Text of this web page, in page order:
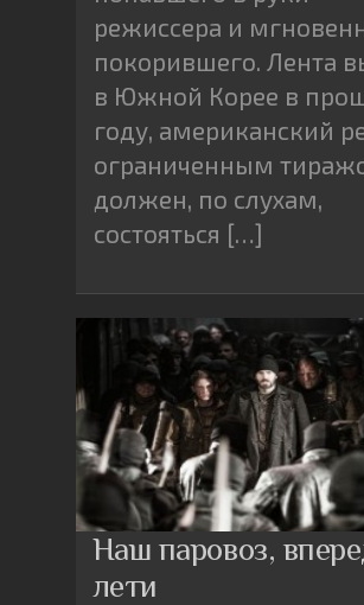
режиссера и
покорившего. Лента
в Южной Корее в
году, американский
ограниченным
должен, по слухам,
состояться […]
Наш паровоз,
лети